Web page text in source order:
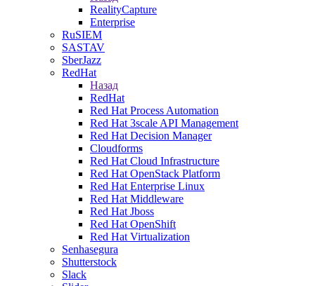
RealityCapture
Enterprise
RuSIEM
SASTAV
SberJazz
RedHat
Назад
RedHat
Red Hat Process Automation
Red Hat 3scale API Management
Red Hat Decision Manager
Cloudforms
Red Hat Cloud Infrastructure
Red Hat OpenStack Platform
Red Hat Enterprise Linux
Red Hat Middleware
Red Hat Jboss
Red Hat OpenShift
Red Hat Virtualization
Senhasegura
Shutterstock
Slack